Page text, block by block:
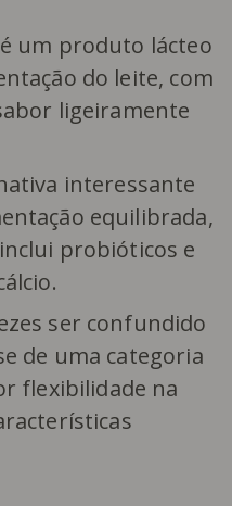
um produto lácteo
do leite, com
ligeiramente
interessante
equilibrada,
probióticos e
ser confundido
de uma categoria
flexibilidade na